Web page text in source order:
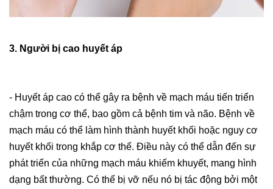
3. Người bị cao huyết áp
- Huyết áp cao có thể gây ra bệnh về mạch máu tiến triển
chậm trong cơ thể, bao gồm cả bệnh tim và não. Bệnh về
mạch máu có thể làm hình thành huyết khối hoặc nguy cơ
huyết khối trong khắp cơ thể. Điều này có thể dẫn đến sự
phát triển của những mạch máu khiếm khuyết, mang hình
dạng bất thường. Có thể bị vỡ nếu nó bị tác động bởi một